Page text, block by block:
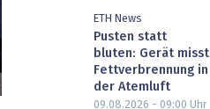
ETH News
Pusten statt
bluten: Gerät misst
Fettverbrennung in
der Atemluft
09.08.2026 - 09:00 Uhr